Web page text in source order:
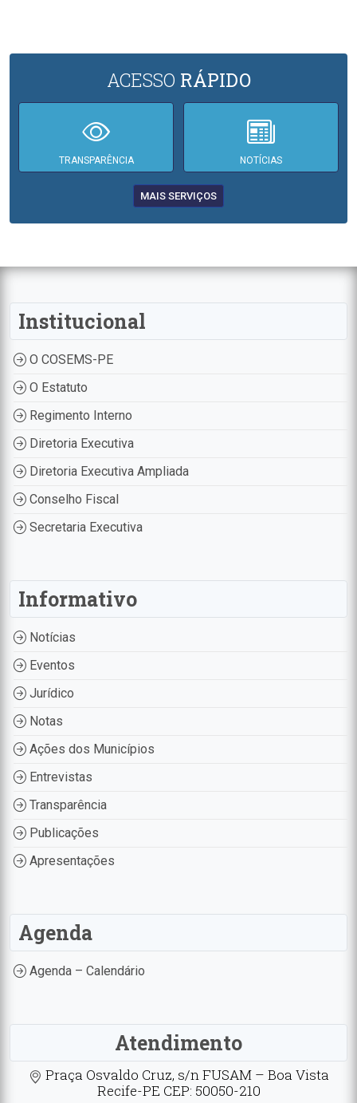
ACESSO RÁPIDO
TRANSPARÊNCIA NOTÍCIAS
MAIS SERVIÇOS
Institucional
O COSEMS-PE
O Estatuto
Regimento Interno
Diretoria Executiva
Diretoria Executiva Ampliada
Conselho Fiscal
Secretaria Executiva
Informativo
Notícias
Eventos
Jurídico
Notas
Ações dos Municípios
Entrevistas
Transparência
Publicações
Apresentações
Agenda
Agenda – Calendário
Atendimento
Praça Osvaldo Cruz, s/n FUSAM – Boa Vista
Recife-PE CEP: 50050-210